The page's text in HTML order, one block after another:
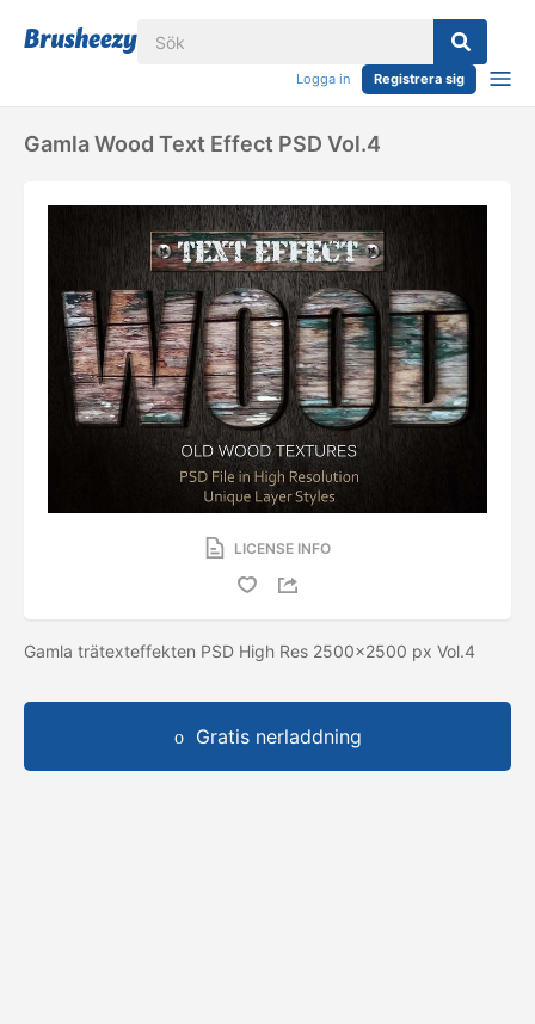
Logga in Registrera sig
Gamla Wood Text Effect PSD Vol.4
LICENSE INFO
Gamla trätexteffekten PSD High Res 2500x2500 px Vol.4
Gratis nerladdning